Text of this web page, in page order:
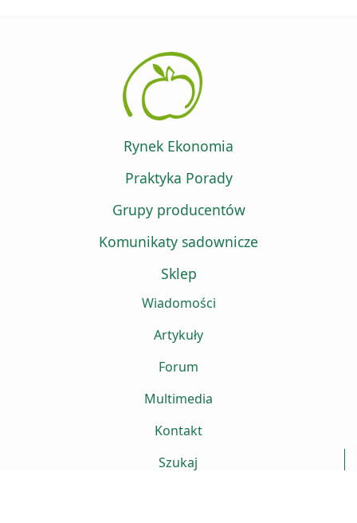
Rynek Ekonomia
Praktyka Porady
Grupy producentów
Komunikaty sadownicze
Sklep
Wiadomości
Artykuły
Forum
Multimedia
Kontakt
Szukaj